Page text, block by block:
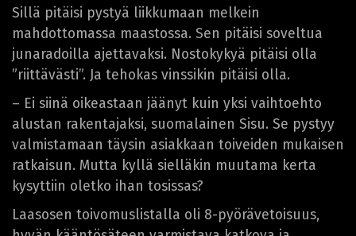
Sillä pitäisi pystyä liikkumaan melkein
mahdottomassa maastossa. Sen pitäisi soveltua
junaradoilla ajettavaksi. Nostokykyä pitäisi olla
”riittävästi”. Ja tehokas vinssikin pitäisi olla.
– Ei siinä oikeastaan jäänyt kuin yksi vaihtoehto
alustan rakentajaksi, suomalainen Sisu. Se pystyy
valmistamaan täysin asiakkaan toiveiden mukaisen
ratkaisun. Mutta kyllä sielläkin muutama kerta
kysyttiin oletko ihan tosissas?
Laasosen toivomuslistalla oli 8-pyörävetoisuus,